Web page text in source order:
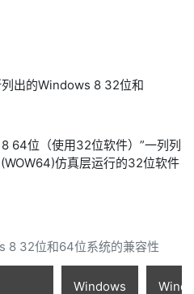
出的Windows 8 32位和
64位（使用32位软件）”一列列
仿真层运行的32位软件
8 32位和64位系统的兼容性
Windows